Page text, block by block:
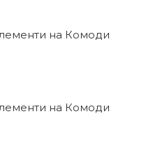
на Комоди
на Комоди